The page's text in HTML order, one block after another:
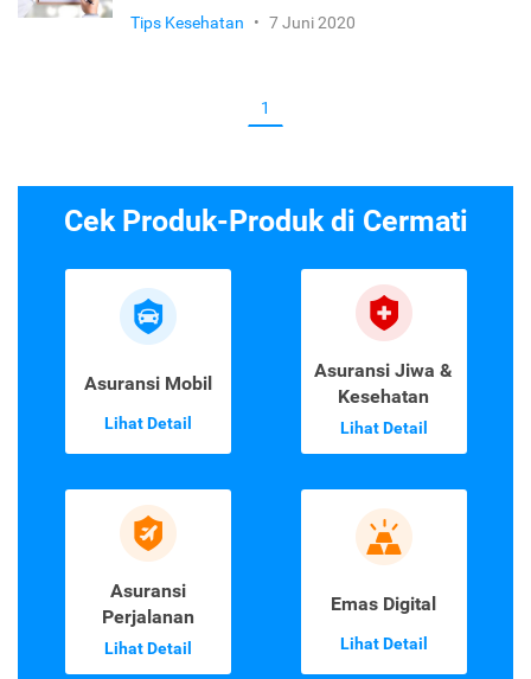
Tips Kesehatan • 7 Juni 2020
1
Cek Produk-Produk di Cermati
Asuransi Mobil
Lihat Detail
Asuransi Jiwa &
Kesehatan
Lihat Detail
Asuransi
Perjalanan
Lihat Detail
Emas Digital
Lihat Detail